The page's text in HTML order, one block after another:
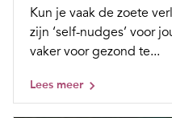
Kun je vaak de zoete
zijn ‘self-nudges’ voor
vaker voor gezond te...
Lees meer